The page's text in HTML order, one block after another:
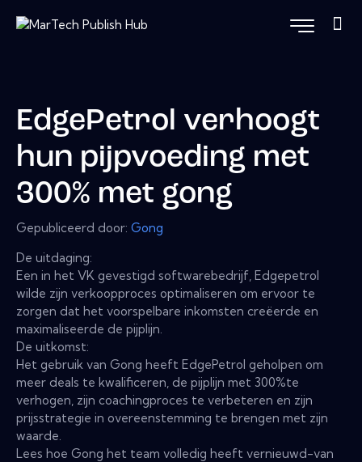
EdgePetrol verhoogt
hun pijpvoeding met
300% met gong
Gepubliceerd door: Gong
De uitdaging:
Een in het VK gevestigd softwarebedrijf, Edgepetrol
wilde zijn verkoopproces optimaliseren om ervoor te
zorgen dat het voorspelbare inkomsten creëerde en
maximaliseerde de pijplijn.
De uitkomst:
Het gebruik van Gong heeft EdgePetrol geholpen om
meer deals te kwalificeren, de pijplijn met 300%te
verhogen, zijn coachingproces te verbeteren en zijn
prijsstrategie in overeenstemming te brengen met zijn
waarde.
Lees hoe Gong het team volledig heeft vernieuwd-van